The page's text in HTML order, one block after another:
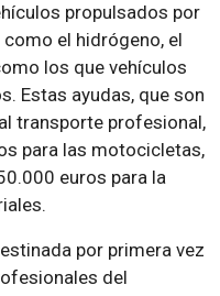
propulsados por
el hidrógeno, el
los que vehículos
Estas ayudas, que son
transporte profesional,
para las motocicletas,
euros para la
por primera vez
del